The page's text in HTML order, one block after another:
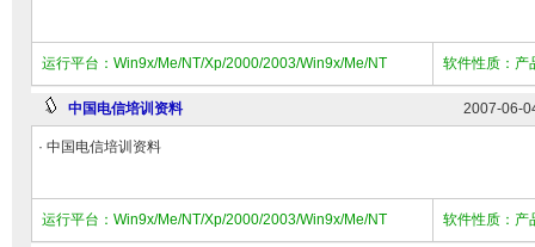
运行平台：Win9x/Me/NT/Xp/2000/2003/Win9x/Me/NT 软件性质：产
中国电信培训资料 2007-06-
· 中国电信培训资料
运行平台：Win9x/Me/NT/Xp/2000/2003/Win9x/Me/NT 软件性质：产